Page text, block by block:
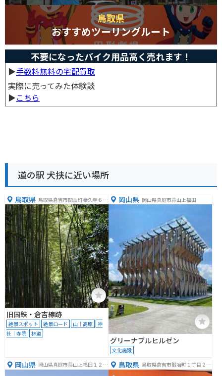
鳥取県
おすすめツーリングルート
不要になったバイク用品高く売れます！
▶︎手数料無料の宅配買取
実際に売ってみた体験談
▶︎こちら
道の駅 犬挟に近い場所
鳥取県 鳥取県倉吉市関金町泰久寺６０
３
旧国鉄・倉吉線跡
絶景スポット 絶景ロード 山｜高原
神
社｜寺院
林道
岡山県 岡山県真庭市蒜山上福田
グリーナブルヒルゼン
文化施設
岡山県 岡山県真庭市蒜山上福田１２０
５−１９７
鳥取県 鳥取県倉吉市鍛冶町１丁目２９
７１−２